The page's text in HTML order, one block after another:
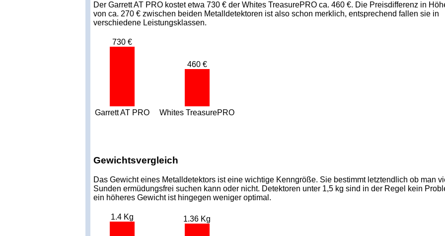
Der Garrett AT PRO kostet etwa 730 € der Whites TreasurePRO ca. 460 €. Die Preisdifferenz in
von ca. 270 € zwischen beiden Metalldetektoren ist also schon merklich, entsprechend fallen sie in
verschiedene Leistungsklassen.
730 €
460 €
Garrett AT PRO Whites TreasurePRO
Gewichtsvergleich
Das Gewicht eines Metalldetektors ist eine wichtige Kenngröße. Sie bestimmt letztendlich ob man
Sunden ermüdungsfrei suchen kann oder nicht. Detektoren unter 1,5 kg sind in der Regel kein
ein höheres Gewicht ist hingegen weniger optimal.
1.4 Kg 1.36 Kg